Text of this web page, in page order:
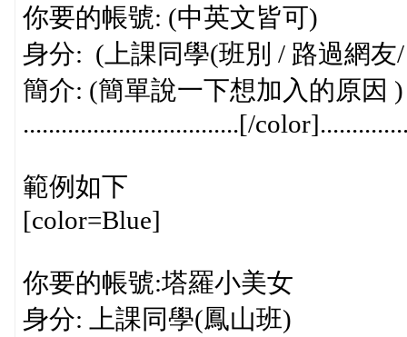
你要的帳號: (中英文皆可)
身分: (上課同學(班別 / 路過網友
簡介: (簡單說一下想加入的原因 )
..................................[/
範例如下
[color=Blue]
你要的帳號:塔羅小美女
身分: 上課同學(鳳山班)